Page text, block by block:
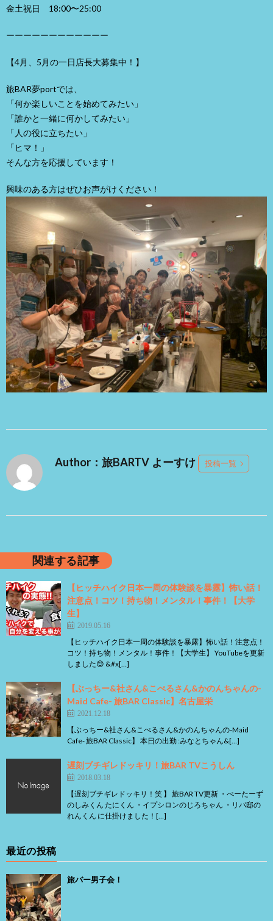
金土祝日 18:00〜25:00
ーーーーーーーーーーーー
【4月、5月の一日店長大募集中！】
旅BAR夢portでは、
「何か楽しいことを始めてみたい」
「誰かと一緒に何かしてみたい」
「人の役に立ちたい」
「ヒマ！」
そんな方を応援しています！
興味のある方はぜひお声がけください！
Author：旅BARTV よーすけ 投稿一覧
関連する記事
【ヒッチハイク日本一周の体験談を暴露】怖い話！
注意点！コツ！持ち物！メンタル！事件！【大学
生】
2019.05.16
【ヒッチハイク日本一周の体験談を暴露】怖い話！注意点！
コツ！持ち物！メンタル！事件！【大学生】 YouTubeを更新
しました😌 &#x[…]
【ぶっちー&社さん&こぺるさん&かのんちゃんの-
Maid Cafe- 旅BAR Classic】名古屋栄
2021.12.18
【ぶっちー&社さん&こぺるさん&かのんちゃんの-Maid
Cafe- 旅BAR Classic】 本日の出勤 :みなとちゃん&[…]
遅刻ブチギレドッキリ！旅BAR TVこうしん
2018.03.18
【遅刻ブチギレドッキリ！笑 】 旅BAR TV更新 ・ぺーたーず
のしみくん たにくん ・イプシロンのじろちゃん ・リバ邸の
れんくん に仕掛けました！[…]
最近の投稿
旅バー男子会！